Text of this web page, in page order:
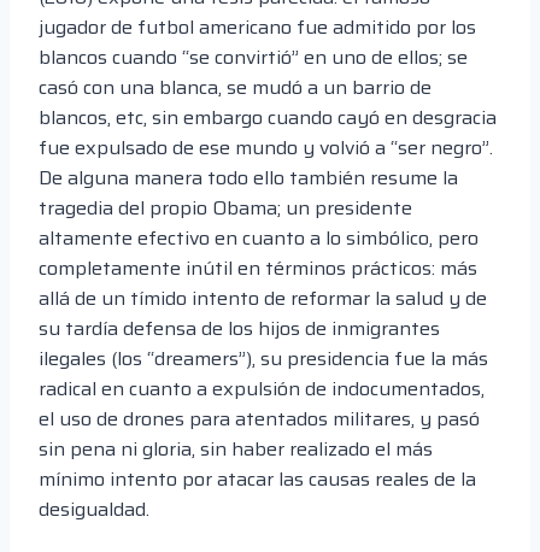
jugador de futbol americano fue admitido por los
blancos cuando “se convirtió” en uno de ellos; se
casó con una blanca, se mudó a un barrio de
blancos, etc, sin embargo cuando cayó en desgracia
fue expulsado de ese mundo y volvió a “ser negro”.
De alguna manera todo ello también resume la
tragedia del propio Obama; un presidente
altamente efectivo en cuanto a lo simbólico, pero
completamente inútil en términos prácticos: más
allá de un tímido intento de reformar la salud y de
su tardía defensa de los hijos de inmigrantes
ilegales (los “dreamers”), su presidencia fue la más
radical en cuanto a expulsión de indocumentados,
el uso de drones para atentados militares, y pasó
sin pena ni gloria, sin haber realizado el más
mínimo intento por atacar las causas reales de la
desigualdad.